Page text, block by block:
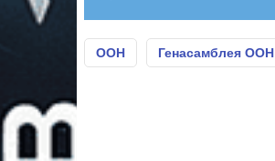
ООН Генасамблея ООН